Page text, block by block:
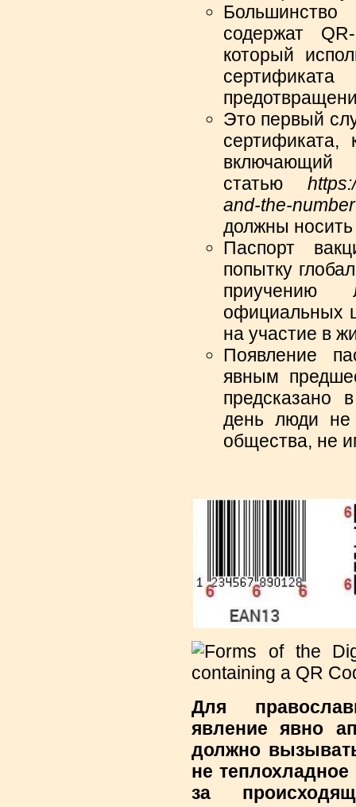
содержат
который
Это первый
сертификата,
статью
and-the-
должны
Паспорт
попытку
приучению
официальных
на участие в
Появление
явным
предсказано
день люди не
общества, не
Для
явление явно
должно
не
за